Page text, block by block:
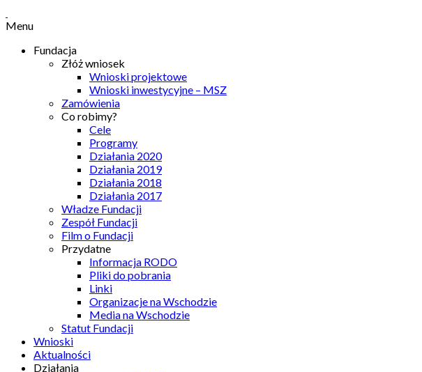
Menu
Fundacja
Złóż wniosek
Wnioski projektowe
Wnioski inwestycyjne – MSZ
Zamówienia
Co robimy?
Cele
Programy
Działania 2020
Działania 2019
Działania 2018
Działania 2017
Władze Fundacji
Zespół Fundacji
Film o Fundacji
Przydatne
Informacja RODO
Pliki do pobrania
Linki
Organizacje na Wschodzie
Media na Wschodzie
Statut Fundacji
Wnioski
Aktualności
Działania